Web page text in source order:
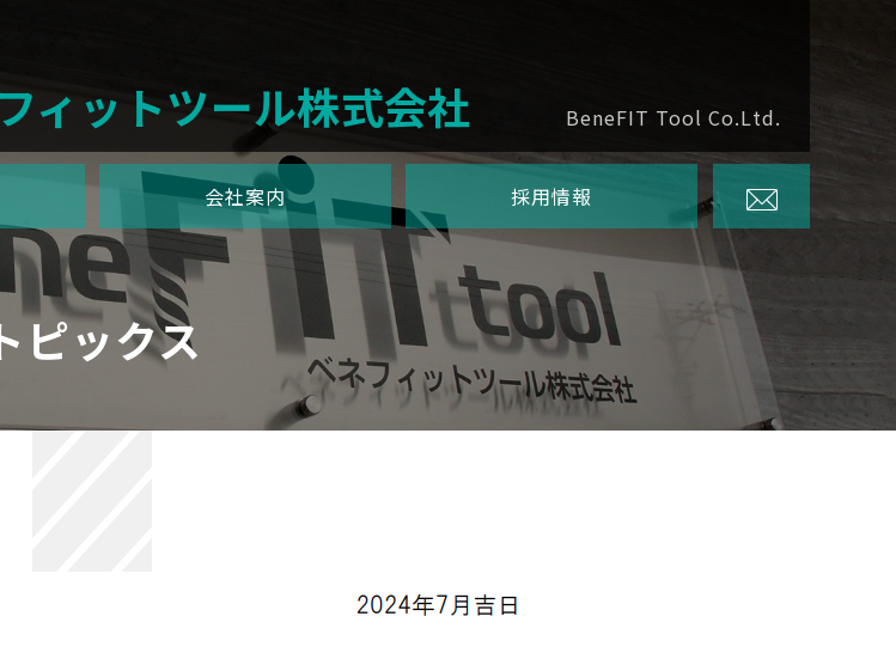
ィットツール株式会社 BeneFIT Tool Co.Ltd.
会社案内 採用情報
ピックス